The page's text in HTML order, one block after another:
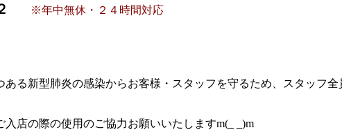
※年中無休・２４時間対応
る新型肺炎の感染からお客様・スタッフを守るため、スタッフ
店の際の使用のご協力お願いいたしますm(_ _)m